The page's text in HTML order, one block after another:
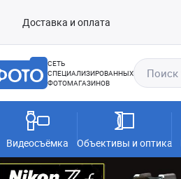
Доставка и оплата
СЕТЬ
СПЕЦИАЛИЗИРОВАННЫХ
ФОТОМАГАЗИНОВ
Видеосъёмка Объективы и оптика